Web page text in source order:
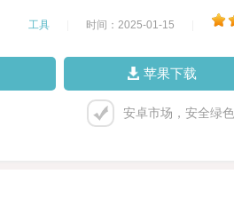
工具 时间：2025-01-15
苹果下载
安卓市场，安全绿色